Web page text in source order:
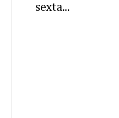
sexta...